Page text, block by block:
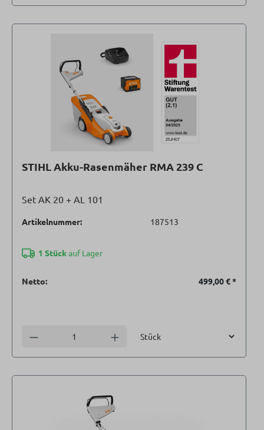
STIHL Akku-Rasenmäher RMA 239 C
Set AK 20 + AL 101
Artikelnummer: 187513
1 Stückauf Lager
Netto: 499,00 €*
Anzahl verringern Anzahl erhöhen